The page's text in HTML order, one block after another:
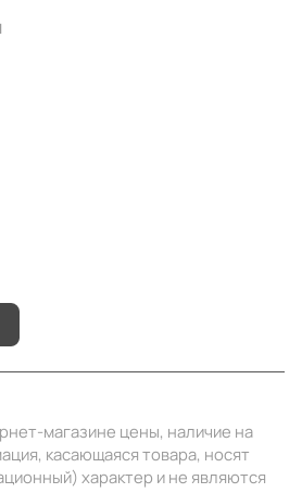
магазине цены, наличие на
касающаяся товара, носят
характер и не являются